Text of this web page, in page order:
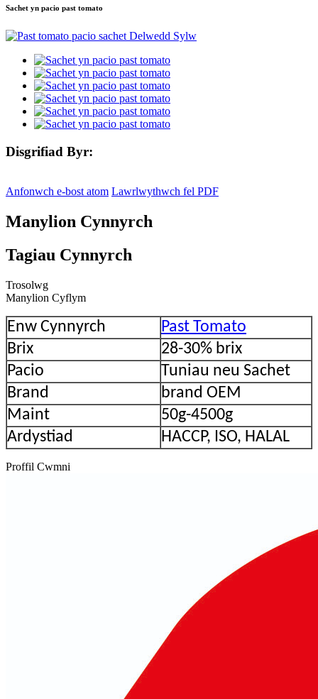
Sachet yn pacio past tomato
Disgrifiad Byr:
Anfonwch e-bost atom Lawrlwythwch fel PDF
Manylion Cynnyrch
Tagiau Cynnyrch
Trosolwg
Manylion Cyflym
Enw Cynnyrch
Past Tomato
Brix
28-30% brix
Pacio
Tuniau neu Sachet
Brand
brand OEM
Maint
50g-4500g
Ardystiad
HACCP, ISO, HALAL
Proffil Cwmni